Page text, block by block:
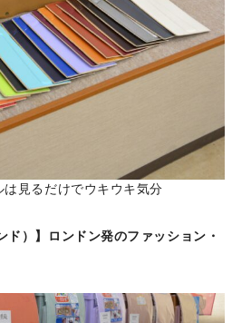
見るだけでウキウキ気分
ド）】ロンドン発のファッション・